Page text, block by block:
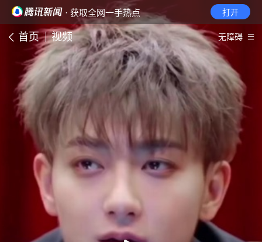
· 获取全网一手热点 打开
首页 视频 无障碍